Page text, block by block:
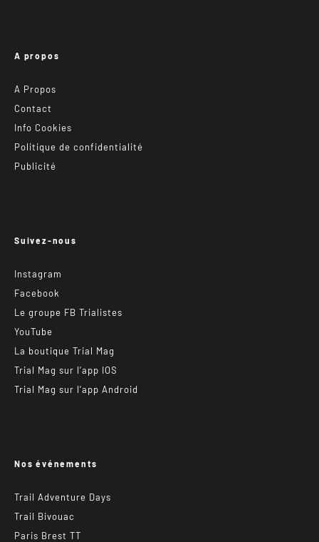
A propos
A Propos
Contact
Info Cookies
Politique de confidentialité
Publicité
Suivez-nous
Instagram
Facebook
Le groupe FB Trialistes
YouTube
La boutique Trial Mag
Trial Mag sur l’app IOS
Trial Mag sur l’app Android
Nos événements
Trail Adventure Days
Trail Bivouac
Paris Brest TT